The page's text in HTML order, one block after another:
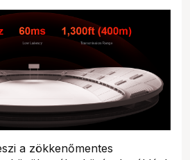
a zökkenőmentes